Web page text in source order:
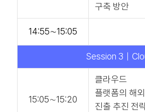
구축 방안
14:55∼15:05
Session 3｜
15:05∼15:20
클라우드
플랫폼의 해외
진출 추진 전